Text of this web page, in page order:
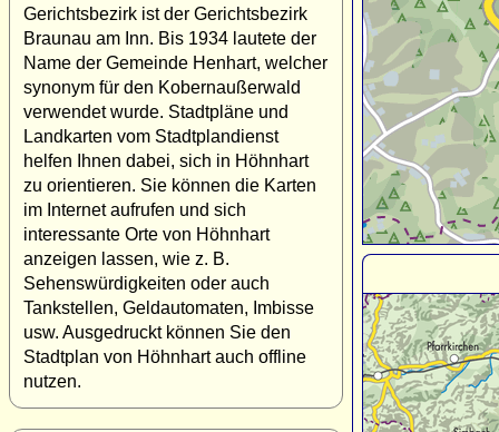
Gerichtsbezirk ist der Gerichtsbezirk
Braunau am Inn. Bis 1934 lautete der
Name der Gemeinde Henhart, welcher
synonym für den Kobernaußerwald
verwendet wurde. Stadtpläne und
Landkarten vom Stadtplandienst
helfen Ihnen dabei, sich in Höhnhart
zu orientieren. Sie können die Karten
im Internet aufrufen und sich
interessante Orte von Höhnhart
anzeigen lassen, wie z. B.
Sehenswürdigkeiten oder auch
Tankstellen, Geldautomaten, Imbisse
usw. Ausgedruckt können Sie den
Stadtplan von Höhnhart auch offline
nutzen.